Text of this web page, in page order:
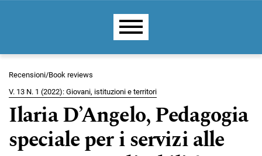
Menu principale
Recensioni/Book reviews
V. 13 N. 1 (2022): Giovani, istituzioni e territori
Ilaria D’Angelo, Pedagogia
speciale per i servizi alle